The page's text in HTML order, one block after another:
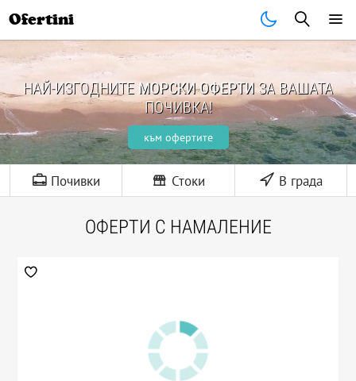
Ofertini
НАЙ-ИЗГОДНИТЕ МОРСКИ ОФЕРТИЗА ВАШАТА
ПОЧИВКА!
към офертите
Почивки Стоки В града
ОФЕРТИ С НАМАЛЕНИЕ